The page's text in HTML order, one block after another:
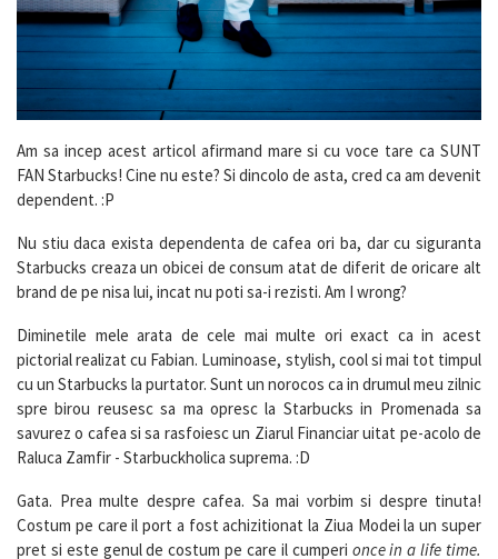
Am sa incep acest articol afirmand mare si cu voce tare ca SUNT
FAN Starbucks! Cine nu este? Si dincolo de asta, cred ca am devenit
dependent. :P
Nu stiu daca exista dependenta de cafea ori ba, dar cu siguranta
Starbucks creaza un obicei de consum atat de diferit de oricare alt
brand de pe nisa lui, incat nu poti sa-i rezisti. Am I wrong?
Diminetile mele arata de cele mai multe ori exact ca in acest
pictorial realizat cu Fabian. Luminoase, stylish, cool si mai tot timpul
cu un Starbucks la purtator. Sunt un norocos ca in drumul meu zilnic
spre birou reusesc sa ma opresc la Starbucks in Promenada sa
savurez o cafea si sa rasfoiesc un Ziarul Financiar uitat pe-acolo de
Raluca Zamfir - Starbuckholica suprema. :D
Gata. Prea multe despre cafea. Sa mai vorbim si despre tinuta!
Costum pe care il port a fost achizitionat la Ziua Modei la un super
pret si este genul de costum pe care il cumperi once in a life time.